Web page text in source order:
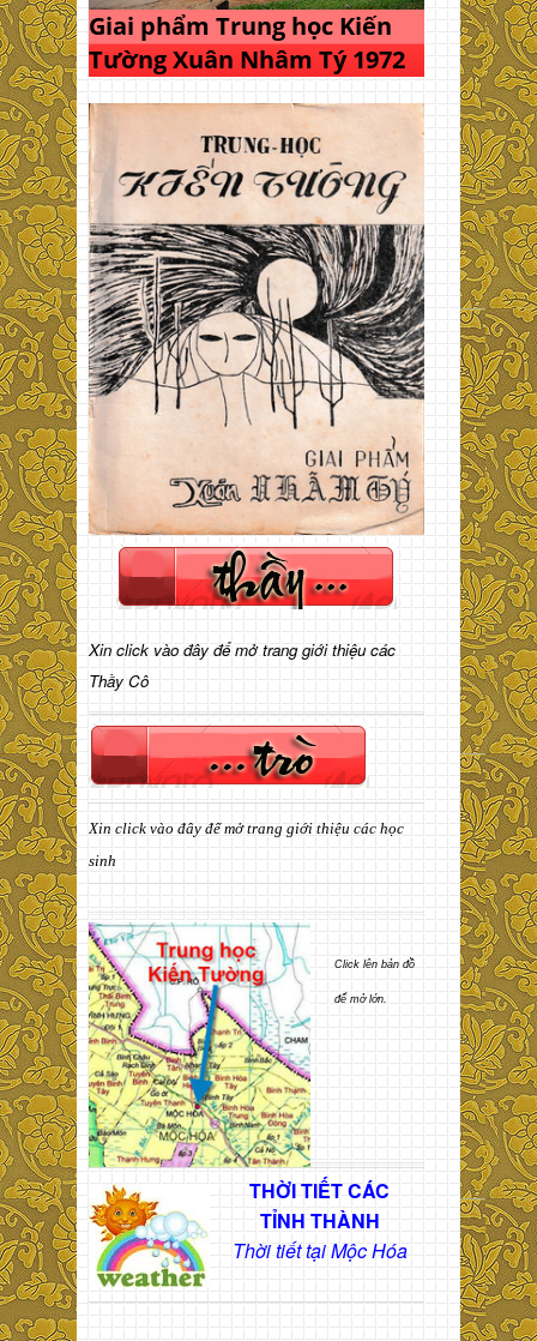
Giai phẩm Trung học Kiến
Tường Xuân Nhâm Tý 1972
Xin click vào đây để mở trang giới thiệu các
Thầy Cô
Xin click vào đây để mở trang giới thiệu các học
sinh
Click lên bản đồ
để mở lớn.
THỜI TIẾT CÁC
TỈNH THÀNH
Thời tiết tại Mộc Hóa